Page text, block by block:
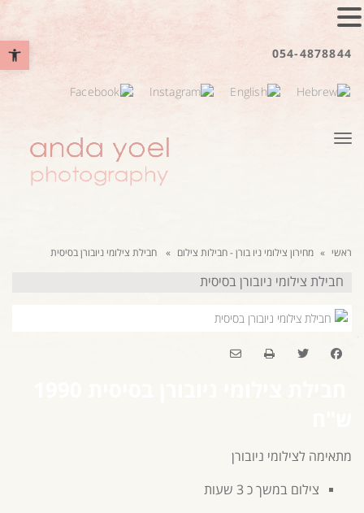
פתח סרגל 054-4878844
תפריט
ראשי » מחירון צילומי ניו בורן - חבילות צילום » חבילת צילומי ניובורן בסיסית
חבילת צילומי ניובורן בסיסית
מתאימה לצילומי ניובורן
צילום במשך כ 3 שעות